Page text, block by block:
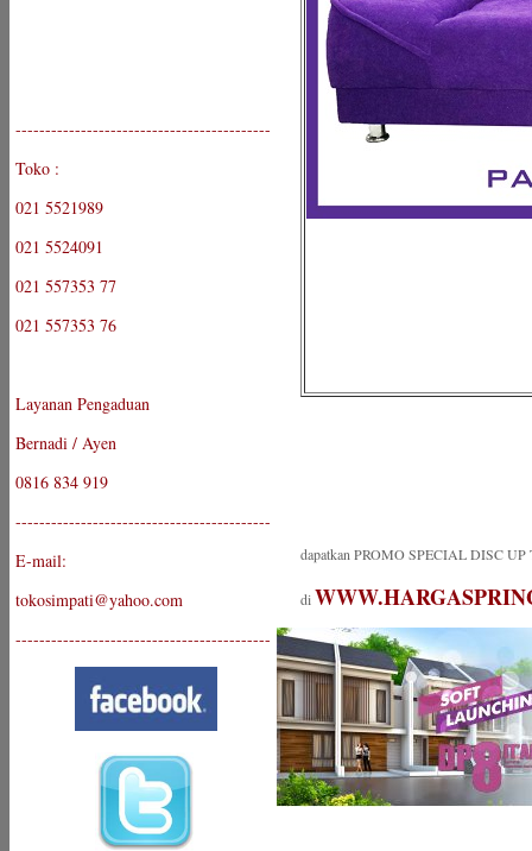
-------------------------------------------
Toko :
021 5521989
021 5524091
021 557353 77
021 557353 76
Layanan Pengaduan
Bernadi / Ayen
0816 834 919
-------------------------------------------
E-mail:
tokosimpati@yahoo.com
-------------------------------------------
dapatkan PROMO SPECIAL DISC
di